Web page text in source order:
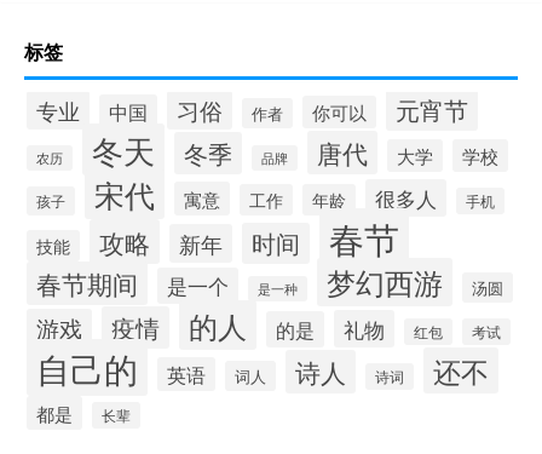
标签
专业 中国 习俗 作者 你可以 元宵节
农历 冬天 冬季 品牌 唐代 大学 学校
孩子 宋代 寓意 工作 年龄 很多人 手机
技能 攻略 新年 时间 春节
春节期间 是一个 是一种 梦幻西游 汤圆
游戏 疫情 的人 的是 礼物 红包 考试
自己的 英语 词人 诗人 诗词 还不
都是 长辈